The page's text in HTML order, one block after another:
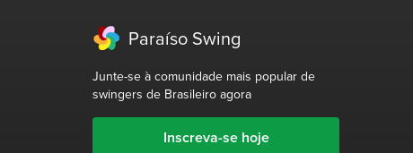
Paraíso Swing
Junte-se à comunidade mais popular de
swingers de Brasileiro agora
Inscreva-se hoje